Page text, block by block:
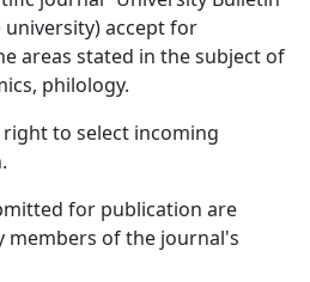
university) accept for
areas stated in the subject of
philology.
to select incoming
for publication are
members of the journal's